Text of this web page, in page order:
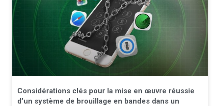
Considérations clés pour la mise en œuvre réussie
d’un système de brouillage en bandes dans un